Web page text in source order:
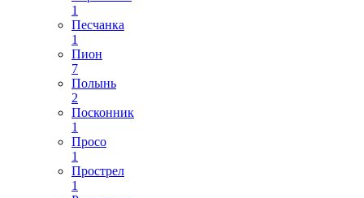
1
Песчанка
1
Пион
7
Полынь
2
Посконник
1
Просо
1
Прострел
1